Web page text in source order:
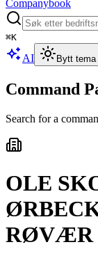
Companybook
⌘K
AI Bytt tema
Command
Search for a
OLE
RØVÆR